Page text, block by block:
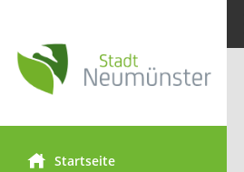
Startseite